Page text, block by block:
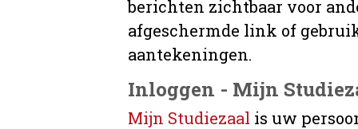
berichten zichtbaar voor
afgeschermde link of
aantekeningen.
Inloggen - Mijn
Mijn Studiezaal is uw